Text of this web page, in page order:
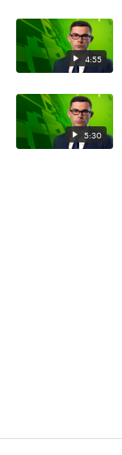
4:55
5:30